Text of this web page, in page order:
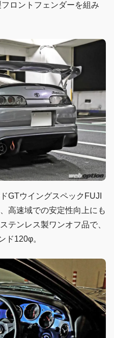
ロントフェンダーを組み
GTウイングスペックFUJI
高速域での安定性向上にも
テンレス製ワンオフ品で、
ド120φ。